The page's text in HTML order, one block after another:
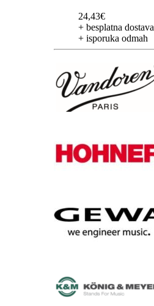
24,43€
+ besplatna dostava
+ isporuka odmah